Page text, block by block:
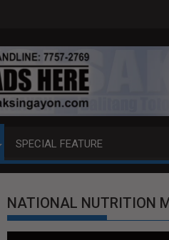
EXTRADITION REQUEST NG
MAHIGIT P21-
SPECIAL FEATURE
NATIONAL NUTRITION